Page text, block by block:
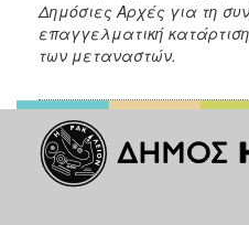
Δημόσιες Αρχές για τη
επαγγελματική
των μεταναστών.